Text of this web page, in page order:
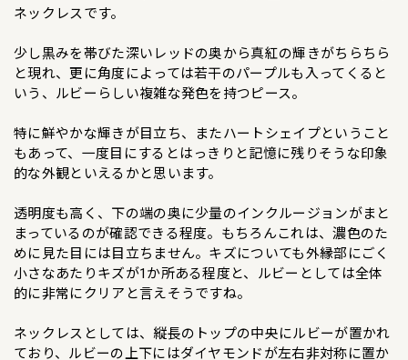
ネックレスです。
少し黒みを帯びた深いレッドの奥から真紅の輝きがちらちら
と現れ、更に角度によっては若干のパープルも入ってくると
いう、ルビーらしい複雑な発色を持つピース。
特に鮮やかな輝きが目立ち、またハートシェイプということ
もあって、一度目にするとはっきりと記憶に残りそうな印象
的な外観といえるかと思います。
透明度も高く、下の端の奥に少量のインクルージョンがまと
まっているのが確認できる程度。もちろんこれは、濃色のた
めに見た目には目立ちません。キズについても外縁部にごく
小さなあたりキズが1か所ある程度と、ルビーとしては全体
的に非常にクリアと言えそうですね。
ネックレスとしては、縦長のトップの中央にルビーが置かれ
ており、ルビーの上下にはダイヤモンドが左右非対称に置か